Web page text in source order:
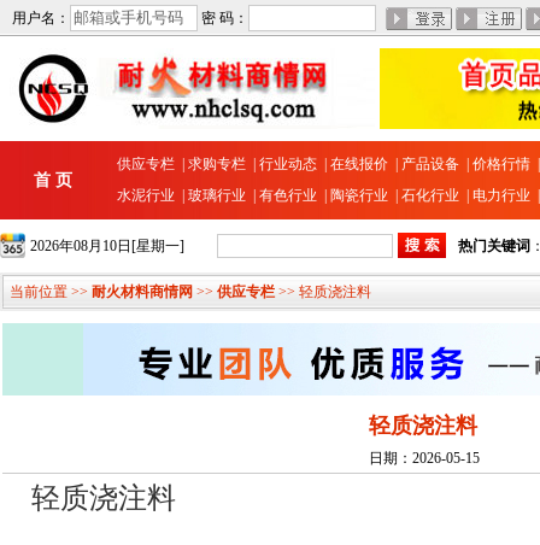
用户名： 密 码：
首 页
供应专栏 求购专栏 行业动态 在线报价 产品设备 价格行情
水泥行业
玻璃行业 有色行业 陶瓷行业 石化行业 电力行业
2026年08月10日[星期一] 热门关键词
当前位置 >> 耐火材料商情网 >> 供应专栏 >> 轻质浇注料
轻质浇注料
日期：2026-05-15
轻质浇注料